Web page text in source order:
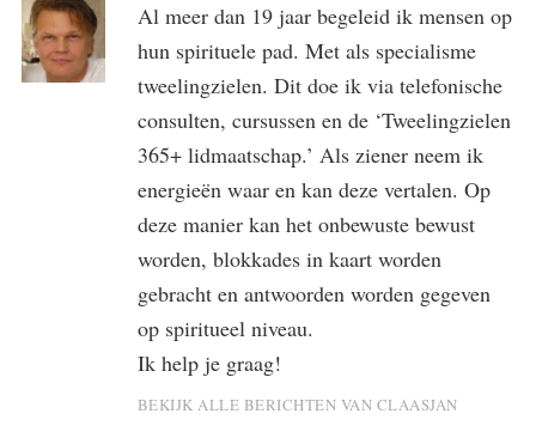
Al meer dan 19 jaar begeleid ik mensen op
hun spirituele pad. Met als specialisme
tweelingzielen. Dit doe ik via telefonische
consulten, cursussen en de ‘Tweelingzielen
365+ lidmaatschap.’ Als ziener neem ik
energieën waar en kan deze vertalen. Op
deze manier kan het onbewuste bewust
worden, blokkades in kaart worden
gebracht en antwoorden worden gegeven
op spiritueel niveau.
Ik help je graag!
BEKIJK ALLE BERICHTEN VAN CLAASJAN